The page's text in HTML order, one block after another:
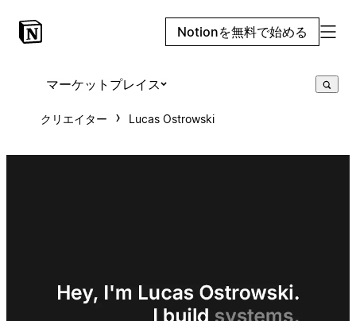
Notionを無料で始める
マーケットプレイス
クリエイター Lucas Ostrowski